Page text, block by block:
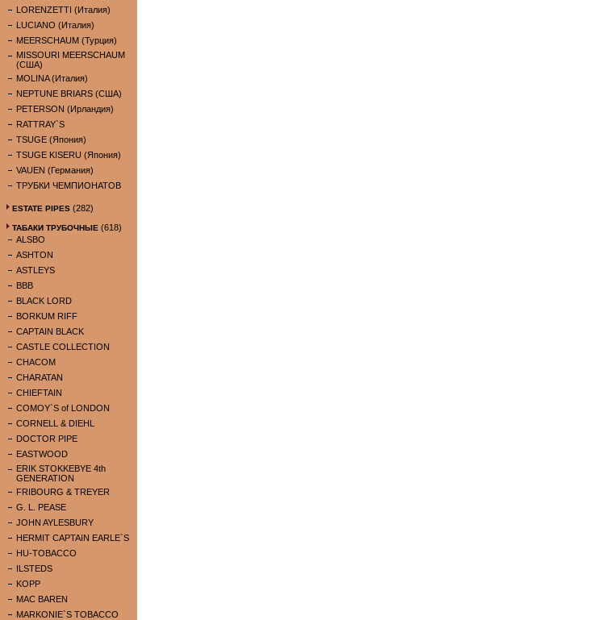
LORENZETTI (Италия)
LUCIANO (Италия)
MEERSCHAUM (Турция)
MISSOURI MEERSCHAUM
(США)
MOLINA (Италия)
NEPTUNE BRIARS (США)
PETERSON (Ирландия)
RATTRAY`S
TSUGE (Япония)
TSUGE KISERU (Япония)
VAUEN (Германия)
ТРУБКИ ЧЕМПИОНАТОВ
ESTATE PIPES (282)
ТАБАКИ ТРУБОЧНЫЕ (618)
ALSBO
ASHTON
ASTLEYS
BBB
BLACK LORD
BORKUM RIFF
CAPTAIN BLACK
CASTLE COLLECTION
CHACOM
CHARATAN
CHIEFTAIN
COMOY`S of LONDON
CORNELL & DIEHL
DOCTOR PIPE
EASTWOOD
ERIK STOKKEBYE 4th
GENERATION
FRIBOURG & TREYER
G. L. PEASE
JOHN AYLESBURY
HERMIT CAPTAIN EARLE`S
HU-TOBACCO
ILSTEDS
KOPP
MAC BAREN
MARKONIE`S TOBACCO